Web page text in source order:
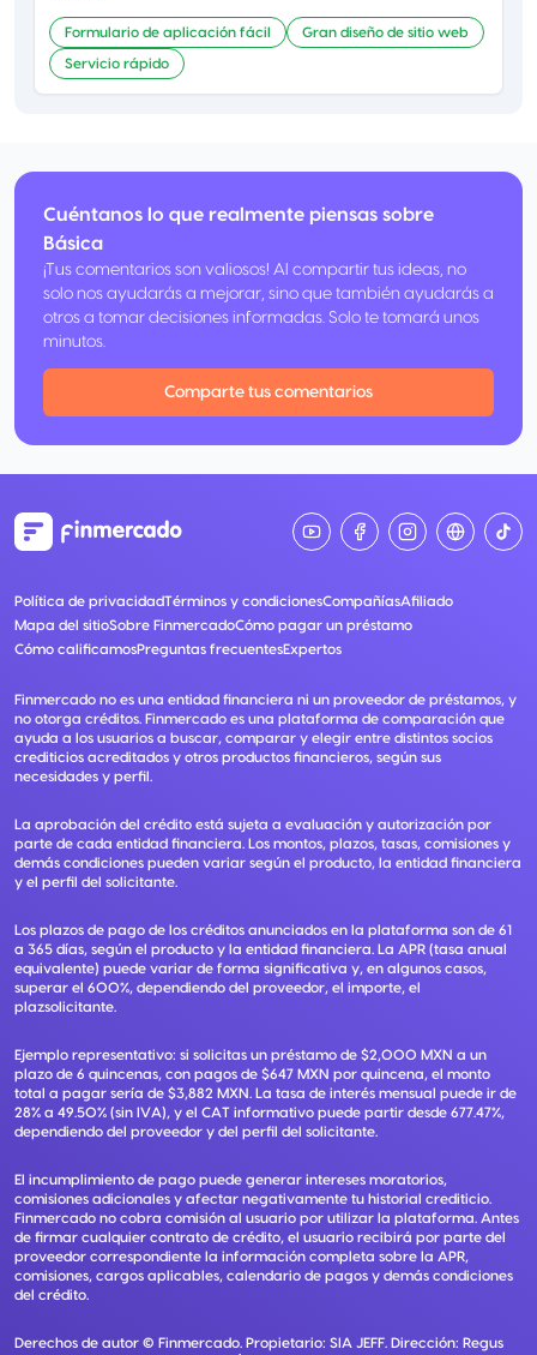
Formulario de aplicación fácil Gran diseño de sitio web
Servicio rápido
Cuéntanos lo que realmente piensas sobre
Básica
¡Tus comentarios son valiosos! Al compartir tus ideas, no
solo nos ayudarás a mejorar, sino que también ayudarás a
otros a tomar decisiones informadas. Solo te tomará unos
minutos.
Comparte tus comentarios
Política de privacidadTérminos y condicionesCompañíasAfiliado
Mapa del sitioSobre FinmercadoCómo pagar un préstamo
Cómo calificamosPreguntas frecuentesExpertos
Finmercado no es una entidad financiera ni un proveedor de préstamos, y
no otorga créditos. Finmercado es una plataforma de comparación que
ayuda a los usuarios a buscar, comparar y elegir entre distintos socios
crediticios acreditados y otros productos financieros, según sus
necesidades y perfil.
La aprobación del crédito está sujeta a evaluación y autorización por
parte de cada entidad financiera. Los montos, plazos, tasas, comisiones y
demás condiciones pueden variar según el producto, la entidad financiera
y el perfil del solicitante.
Los plazos de pago de los créditos anunciados en la plataforma son de 61
a 365 días, según el producto y la entidad financiera. La APR (tasa anual
equivalente) puede variar de forma significativa y, en algunos casos,
superar el 600%, dependiendo del proveedor, el importe, el
plazsolicitante.
Ejemplo representativo: si solicitas un préstamo de $2,000 MXN a un
plazo de 6 quincenas, con pagos de $647 MXN por quincena, el monto
total a pagar sería de $3,882 MXN. La tasa de interés mensual puede ir de
28% a 49.50% (sin IVA), y el CAT informativo puede partir desde 677.47%,
dependiendo del proveedor y del perfil del solicitante.
El incumplimiento de pago puede generar intereses moratorios,
comisiones adicionales y afectar negativamente tu historial crediticio.
Finmercado no cobra comisión al usuario por utilizar la plataforma. Antes
de firmar cualquier contrato de crédito, el usuario recibirá por parte del
proveedor correspondiente la información completa sobre la APR,
comisiones, cargos aplicables, calendario de pagos y demás condiciones
del crédito.
Derechos de autor © Finmercado. Propietario: SIA JEFF. Dirección: Regus